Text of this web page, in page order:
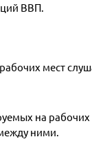
ВВП.
мест
на рабочих
ними.